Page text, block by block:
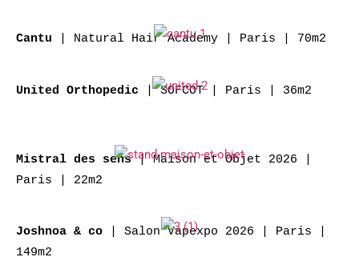
Cantu | Natural Hair Academy | Paris | 70m2
United Orthopedic | SOFCOT | Paris | 36m2
Mistral des sens| Maison et Objet 2026 |
Paris | 22m2
Joshnoa & co | Salon Vapexpo 2026 | Paris |
149m2